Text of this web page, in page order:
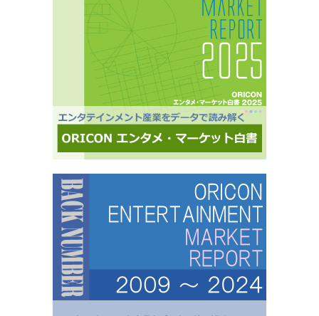
マ分野においても活用・アンケートモニターの意見をランキング化し、メディア展開・ビジネ
ス記事のエビデンスデータとして・定性データをoricon BiZ onlineに蓄積■様々なクライアント
様にご利用いただいております■活用事例 ●アーティストの現